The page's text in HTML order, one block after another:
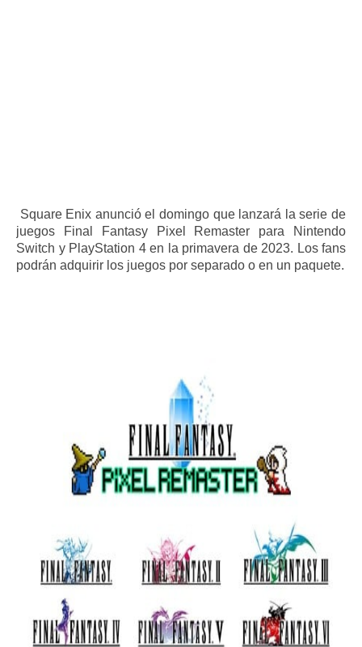
Square Enix anunció el domingo que lanzará la serie de
juegos Final Fantasy Pixel Remaster para Nintendo
Switch y PlayStation 4 en la primavera de 2023. Los fans
podrán adquirir los juegos por separado o en un paquete.